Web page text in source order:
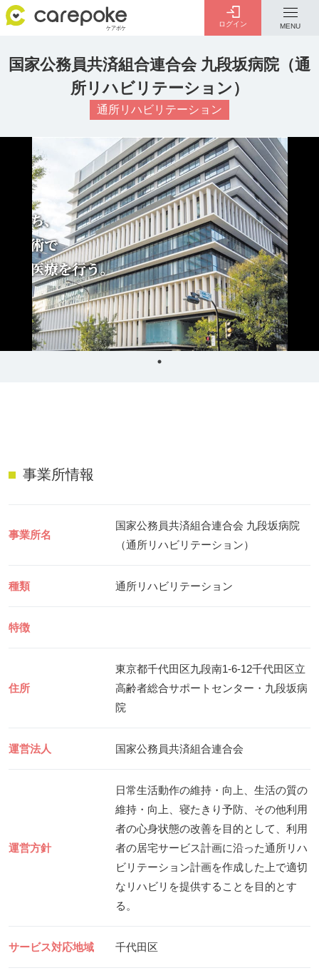
ログイン MENU
会員登録 ログイン
ID・パスワードをお忘れの方は こちら
カテゴリー 全ての記事
介護 お金のこと 病院・施設 介護保険制度
リハビリ・介護
予防
病気・感染症
ケアポケとは
介護事業所検索 サイトマップ
掲載をご希望の方
国家公務員共済組合連合会 九段坂病院（通
所リハビリテーション）
通所リハビリテーション
事業所情報
事業所名
国家公務員共済組合連合会 九段坂病院
（通所リハビリテーション）
種類 通所リハビリテーション
特徴
住所
東京都千代田区九段南1-6-12千代田区立
高齢者総合サポートセンター・九段坂病
院
運営法人 国家公務員共済組合連合会
運営方針
日常生活動作の維持・向上、生活の質の
維持・向上、寝たきり予防、その他利用
者の心身状態の改善を目的として、利用
者の居宅サービス計画に沿った通所リハ
ビリテーション計画を作成した上で適切
なリハビリを提供することを目的とす
る。
サービス対応地域 千代田区